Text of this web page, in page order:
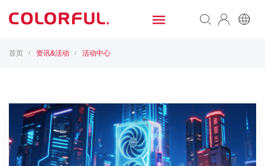
首页 / 资讯&活动 / 活动中心